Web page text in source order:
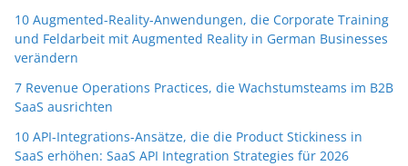
10 Augmented-Reality-Anwendungen, die Corporate Training
und Feldarbeit mit Augmented Reality in German Businesses
verändern
7 Revenue Operations Practices, die Wachstumsteams im B2B
SaaS ausrichten
10 API-Integrations-Ansätze, die die Product Stickiness in
SaaS erhöhen: SaaS API Integration Strategies für 2026